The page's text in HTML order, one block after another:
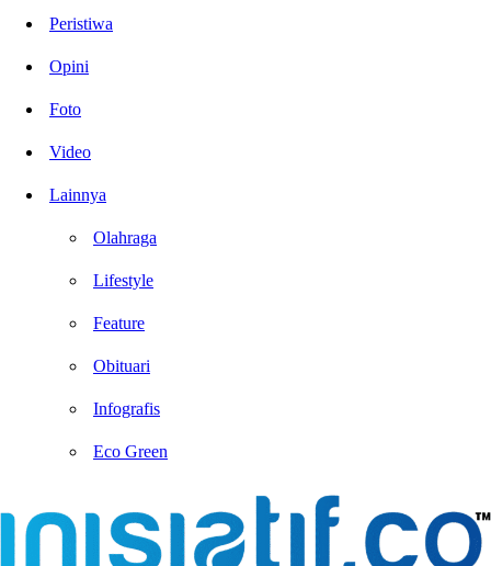
Peristiwa
Opini
Foto
Video
Lainnya
Olahraga
Lifestyle
Feature
Obituari
Infografis
Eco Green